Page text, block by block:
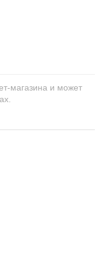
магазина и может